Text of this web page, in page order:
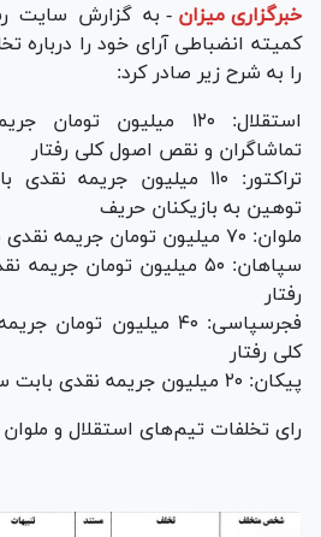
خبرگزاری میزان - به گزارش سایت
کمیته انضباطی آرای خود را درباره
را به شرح زیر صادر کرد:
استقلال: ۱۲۰ میلیون
تماشاگران و نقص اصول کلی رفتار
تراکتور: ۱۱۰ میلیون
توهین به بازیکنان حریف
ملوان: ۷۰ میلیون تومان جریمه نقدی بابت توهین تماشاگران
سپاهان: ۵۰ میلیون تومان
رفتار
فجرسپاسی: ۴۰ میلیون
کلی رفتار
پیکان: ۲۰ میلیون جریمه نقدی بابت سو رفتار تیمی
رای تخلفات تیم‌های استقلال و